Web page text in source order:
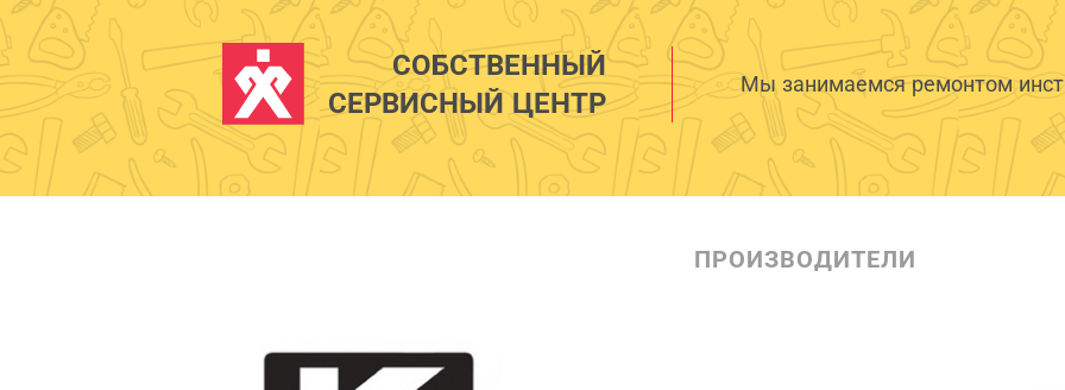
СОБСТВЕННЫЙ
СЕРВИСНЫЙ ЦЕНТР
Мы занимаемся ремонтом
ПРОИЗВОДИТЕЛИ